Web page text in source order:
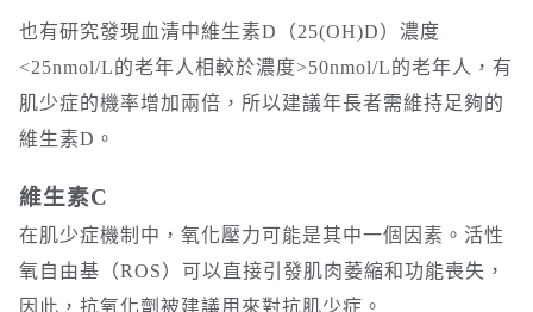
也有研究發現血清中維生素D（25(OH)D）濃度
<25nmol/L的老年人相較於濃度>50nmol/L的老年人，有
肌少症的機率增加兩倍，所以建議年長者需維持足夠的
維生素D。
維生素C
在肌少症機制中，氧化壓力可能是其中一個因素。活性
氧自由基（ROS）可以直接引發肌肉萎縮和功能喪失，
因此，抗氧化劑被建議用來對抗肌少症。